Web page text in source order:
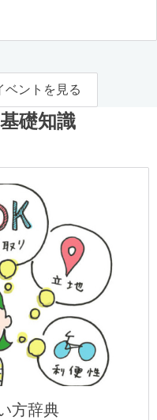
ベントを見る
礎知識
方辞典